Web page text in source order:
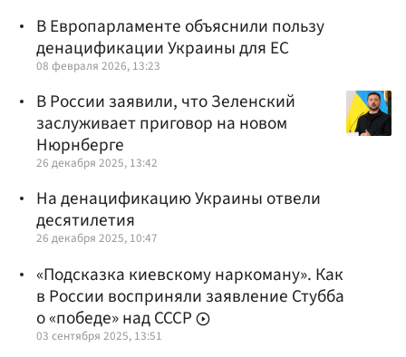
В Европарламенте объяснили пользу
денацификации Украины для ЕС
08 февраля 2026, 13:23
В России заявили, что Зеленский
заслуживает приговор на новом
Нюрнберге
26 декабря 2025, 13:42
На денацификацию Украины отвели
десятилетия
26 декабря 2025, 10:47
«Подсказка киевскому наркоману». Как
в России восприняли заявление Стубба
о «победе» над СССР
03 сентября 2025, 13:51